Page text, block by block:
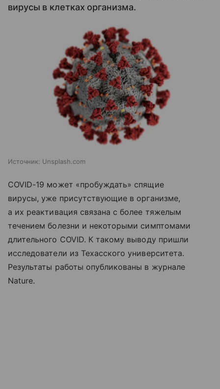
вирусы в клетках организма.
Источник: Unsplash.com
COVID-19 может «пробуждать» спящие
вирусы, уже присутствующие в организме,
а их реактивация связана с более тяжелым
течением болезни и некоторыми симптомами
длительного COVID. К такому выводу пришли
исследователи из Техасского университета.
Результаты работы опубликованы в журнале
Nature.